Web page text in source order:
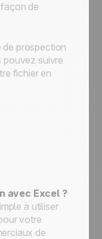
de
prospection
pouvez suivre
fichier en
avec Excel ?
à utiliser
votre
de